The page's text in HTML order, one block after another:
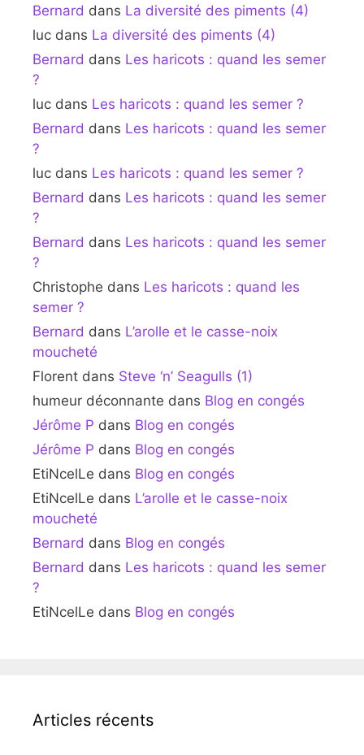
Bernard dans La diversité des piments (4)
luc dans La diversité des piments (4)
Bernard dans Les haricots : quand les semer
?
luc dans Les haricots : quand les semer ?
Bernard dans Les haricots : quand les semer
?
luc dans Les haricots : quand les semer ?
Bernard dans Les haricots : quand les semer
?
Bernard dans Les haricots : quand les semer
?
Christophe dans Les haricots : quand les
semer ?
Bernard dans L’arolle et le casse-noix
moucheté
Florent dans Steve ‘n’ Seagulls (1)
humeur déconnante dans Blog en congés
Jérôme P dans Blog en congés
Jérôme P dans Blog en congés
EtiNcelLe dans Blog en congés
EtiNcelLe dans L’arolle et le casse-noix
moucheté
Bernard dans Blog en congés
Bernard dans Les haricots : quand les semer
?
EtiNcelLe dans Blog en congés
Articles récents